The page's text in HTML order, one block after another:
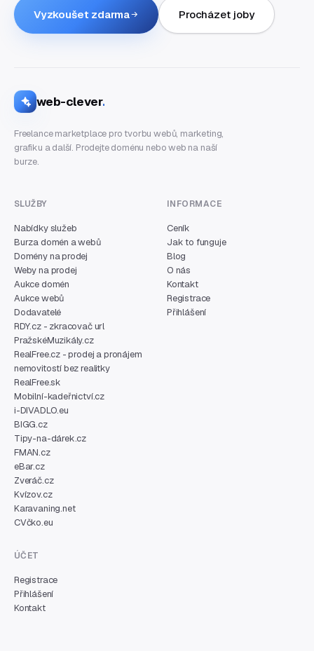
Vyzkoušet zdarma Procházet joby
web-clever.
Freelance marketplace pro tvorbu webů, marketing,
grafiku a další. Prodejte doménu nebo web na naší
burze.
SLUŽBY
Nabídky služeb
Burza domén a webů
Domény na prodej
Weby na prodej
Aukce domén
Aukce webů
Dodavatelé
RDY.cz - zkracovač url
PražskéMuzikály.cz
RealFree.cz - prodej a pronájem
nemovitostí bez realitky
RealFree.sk
Mobilní-kadeřnictví.cz
i-DIVADLO.eu
BIGG.cz
Tipy-na-dárek.cz
FMAN.cz
eBar.cz
Zveráč.cz
Kvízov.cz
Karavaning.net
CVčko.eu
INFORMACE
Ceník
Jak to funguje
Blog
O nás
Kontakt
Registrace
Přihlášení
ÚČET
Registrace
Přihlášení
Kontakt